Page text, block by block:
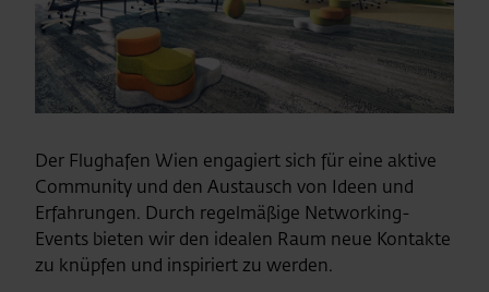
Der Flughafen Wien engagiert sich für eine aktive
Community und den Austausch von Ideen und
Erfahrungen. Durch regelmäßige Networking-
Events bieten wir den idealen Raum neue Kontakte
zu knüpfen und inspiriert zu werden.